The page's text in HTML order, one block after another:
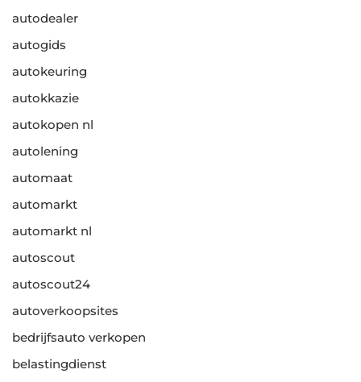
autodealer
autogids
autokeuring
autokkazie
autokopen nl
autolening
automaat
automarkt
automarkt nl
autoscout
autoscout24
autoverkoopsites
bedrijfsauto verkopen
belastingdienst